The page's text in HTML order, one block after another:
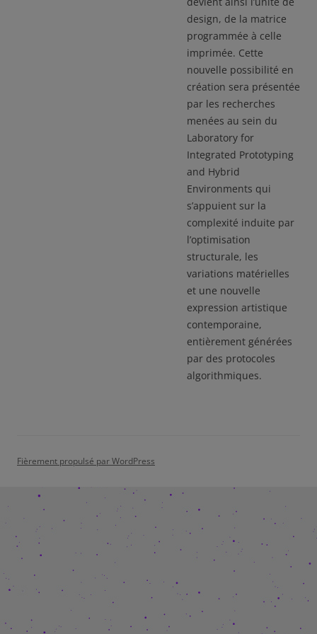
design, de la matrice
programmée à celle
imprimée. Cette
nouvelle possibilité en
création sera présentée
par les recherches
menées au sein du
Laboratory for
Integrated Prototyping
and Hybrid
Environments qui
s’appuient sur la
complexité induite par
l’optimisation
structurale, les
variations matérielles
et une nouvelle
expression artistique
contemporaine,
entièrement générées
par des protocoles
algorithmiques.
Fièrement propulsé par WordPress